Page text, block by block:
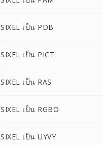
SIXEL เป็น PDB
SIXEL เป็น PICT
SIXEL เป็น RAS
SIXEL เป็น RGBO
SIXEL เป็น UYVY